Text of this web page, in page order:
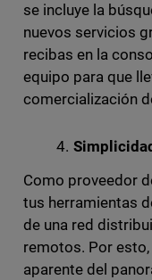
se incluye la
nuevos servicios
recibas en la
equipo para que
comercialización
Como proveedor
tus herramientas
de una red
remotos. Por
aparente del